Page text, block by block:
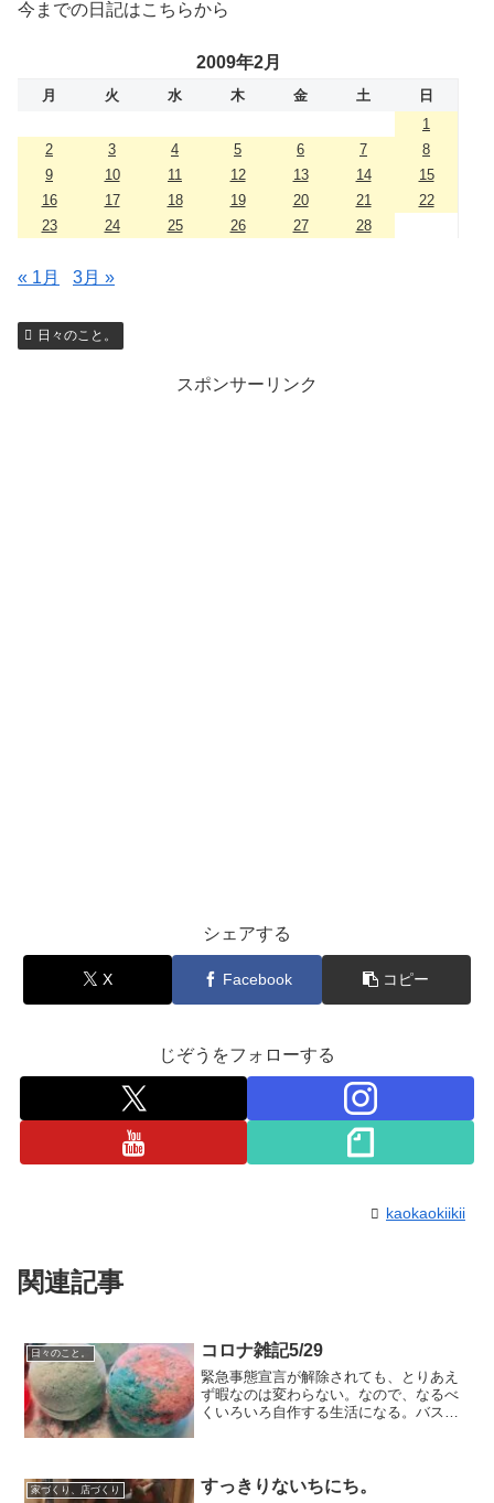
今までの日記はこちらから
2009年2月
月 火 水 木 金 土
日
1
2
3 4 5 6 7
8
9
10 11 12 13 14
15
16
17 18 19 20 21
22
23
24 25 26 27 28
« 1月 3月 »
日々のこと。
スポンサーリンク
シェアする
X Facebook コピー
じぞうをフォローする
kaokaokiikii
関連記事
日々のこと。 コロナ雑記5/29
緊急事態宣言が解除されても、とりあえ
ず暇なのは変わらない。なので、なるべ
くいろいろ自作する生活になる。バスボ
よく出来たものをアップで...
家づくり、店づくり すっきりないちにち。